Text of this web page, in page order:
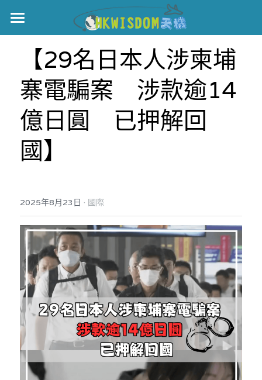
主頁
世界盃
伊美戰爭
黎智英案
正本清源•黎智英案
宏福火災
宏福苑聽證會
宏福火災正視聽
記錄．宏福苑火災
中國
國際
娛樂
反華推手你要知
反華推手懶人包
民主派騙案十式
反華推手起底
KOL 專欄
林淑芳專欄
屈穎妍專欄
絕密法庭檔案
醫院口岸爆炸案
生活
【29名日本人涉柬埔
寨電騙案　涉款逾14
億日圓　已押解回
國】
2025年8月23日 · 國際